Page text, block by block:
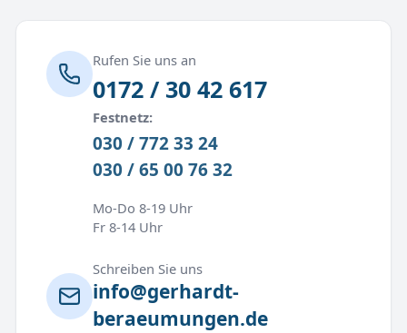
Rufen Sie uns an
0172 / 30 42 617
Festnetz:
030 / 772 33 24
030 / 65 00 76 32
Mo-Do 8-19 Uhr
Fr 8-14 Uhr
Schreiben Sie uns
info@gerhardt-
beraeumungen.de